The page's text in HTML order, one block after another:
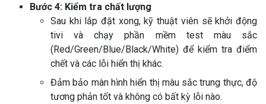
Bước 4: Kiểm tra chất lượng
Sau khi lắp đặt xong, kỹ thuật viên sẽ khởi động
tivi và chạy phần mềm test màu sắc
(Red/Green/Blue/Black/White) để kiểm tra điểm
chết và các lỗi hiển thị khác.
Đảm bảo màn hình hiển thị màu sắc trung thực, độ
tương phản tốt và không có bất kỳ lỗi nào.